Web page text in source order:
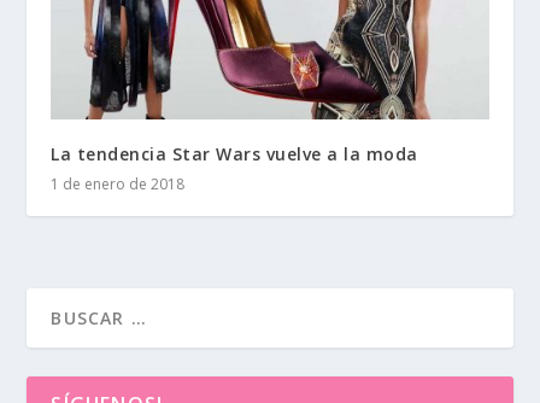
La tendencia Star Wars vuelve a la moda
1 de enero de 2018